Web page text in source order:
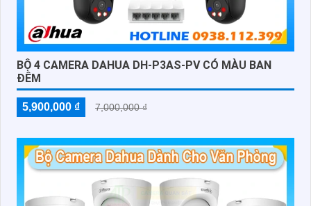
BỘ 4 CAMERA DAHUA DH-P3AS-PV CÓ MÀU BAN
ĐÊM
5,900,000 ₫ 7,000,000 ₫